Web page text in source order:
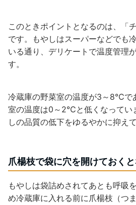
このときポイントとなるのは、「
です。もやしはスーパーなどでも
いる通り、デリケートで温度管理
す。
冷蔵庫の野菜室の温度が3～8℃で
室の温度は0～2℃と低くなってい
しの品質の低下をゆるやかに抑え
爪楊枝で袋に穴を開けておくと
もやしは袋詰めされてあとも呼吸
め冷蔵庫に入れる前に爪楊枝（つ